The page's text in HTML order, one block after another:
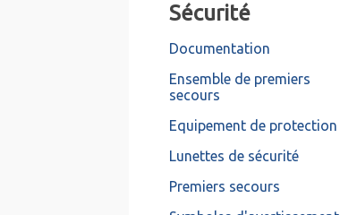
Sécurité
Documentation
Ensemble de premiers
secours
Equipement de protection
Lunettes de sécurité
Premiers secours